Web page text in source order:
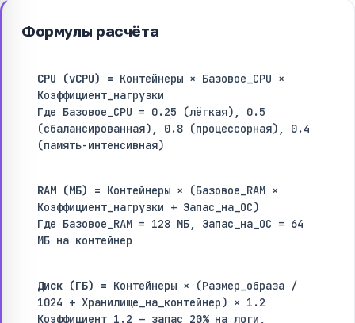
Формулы расчёта
CPU (vCPU) = Контейнеры × Базовое_CPU ×
Коэффициент_нагрузки
Где Базовое_CPU = 0.25 (лёгкая), 0.5
(сбалансированная), 0.8 (процессорная), 0.4
(память-интенсивная)
RAM (МБ) = Контейнеры × (Базовое_RAM ×
Коэффициент_нагрузки + Запас_на_ОС)
Где Базовое_RAM = 128 МБ, Запас_на_ОС = 64
МБ на контейнер
Диск (ГБ) = Контейнеры × (Размер_образа /
1024 + Хранилище_на_контейнер) × 1.2
Коэффициент 1.2 — запас 20% на логи,